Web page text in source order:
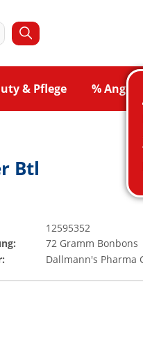
& Pflege %
Btl
12595352
72 Gramm Bonbons
Dallmann's Pharma